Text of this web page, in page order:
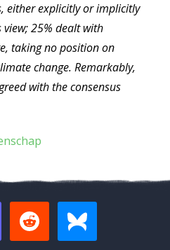
either explicitly or implicitly
view; 25% dealt with
taking no position on
change. Remarkably,
with the consensus